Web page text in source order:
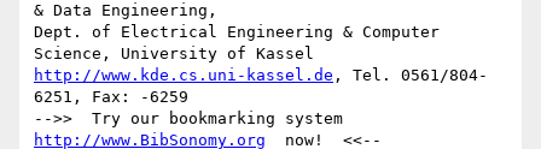
& Data Engineering,
Dept. of Electrical Engineering & Computer
http://www.kde.cs.uni-kassel.de , Tel. 0561/804-
6251, Fax: -6259
http://www.BibSonomy.org